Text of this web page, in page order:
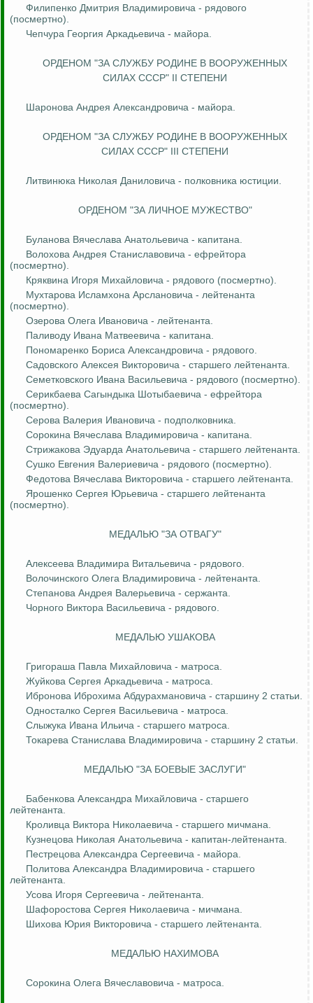
Филипенко Дмитрия Владимировича - рядового
(посмертно).
Чепчура Георгия Аркадьевича - майора.
ОРДЕНОМ "ЗА СЛУЖБУ РОДИНЕ В ВООРУЖЕННЫХ
СИЛАХ СССР" II СТЕПЕНИ
Шаронова Андрея Александровича - майора.
ОРДЕНОМ "ЗА СЛУЖБУ РОДИНЕ В ВООРУЖЕННЫХ
СИЛАХ СССР" III СТЕПЕНИ
Литвинюка Николая Даниловича - полковника юстиции.
ОРДЕНОМ "ЗА ЛИЧНОЕ МУЖЕСТВО"
Буланова Вячеслава Анатольевича - капитана.
Волохова Андрея Станиславовича - ефрейтора
(посмертно).
Кряквина Игоря Михайловича - рядового (посмертно).
Мухтарова Исламхона Арслановича - лейтенанта
(посмертно).
Озерова Олега Ивановича - лейтенанта.
Паливоду Ивана Матвеевича - капитана.
Пономаренко Бориса Александровича - рядового.
Садовского Алексея Викторовича - старшего лейтенанта.
Семетковского Ивана Васильевича - рядового (посмертно).
Серикбаева Сагындыка Шотыбаевича - ефрейтора
(посмертно).
Серова Валерия Ивановича - подполковника.
Сорокина Вячеслава Владимировича - капитана.
Стрижакова Эдуарда Анатольевича - старшего лейтенанта.
Сушко Евгения Валериевича - рядового (посмертно).
Федотова Вячеслава Викторовича - старшего лейтенанта.
Ярошенко Сергея Юрьевича - старшего лейтенанта
(посмертно).
МЕДАЛЬЮ "ЗА ОТВАГУ"
Алексеева Владимира Витальевича - рядового.
Волочинского Олега Владимировича - лейтенанта.
Степанова Андрея Валерьевича - сержанта.
Чорного Виктора Васильевича - рядового.
МЕДАЛЬЮ УШАКОВА
Григораша Павла Михайловича - матроса.
Жуйкова Сергея Аркадьевича - матроса.
Ибронова Иброхима Абдурахмановича - старшину 2 статьи.
Односталко Сергея Васильевича - матроса.
Слыжука Ивана Ильича - старшего матроса.
Токарева Станислава Владимировича - старшину 2 статьи.
МЕДАЛЬЮ "ЗА БОЕВЫЕ ЗАСЛУГИ"
Бабенкова Александра Михайловича - старшего
лейтенанта.
Кроливца Виктора Николаевича - старшего мичмана.
Кузнецова Николая Анатольевича - капитан-лейтенанта.
Пестрецова Александра Сергеевича - майора.
Политова Александра Владимировича - старшего
лейтенанта.
Усова Игоря Сергеевича - лейтенанта.
Шафоростова Сергея Николаевича - мичмана.
Шихова Юрия Викторовича - старшего лейтенанта.
МЕДАЛЬЮ НАХИМОВА
Сорокина Олега Вячеславовича - матроса.